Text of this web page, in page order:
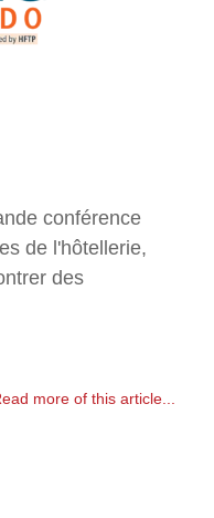
conférence
de l'hôtellerie,
des
more of this article...